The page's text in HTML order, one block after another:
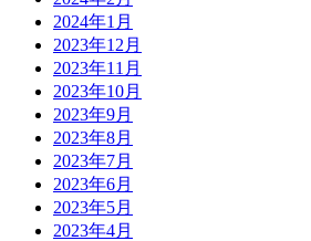
2024年1月
2023年12月
2023年11月
2023年10月
2023年9月
2023年8月
2023年7月
2023年6月
2023年5月
2023年4月